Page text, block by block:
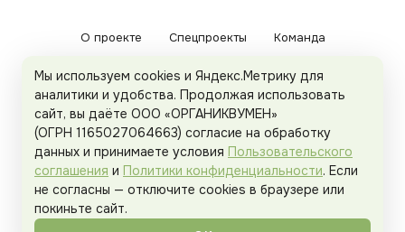
О проекте Спецпроекты Команда
Рекламодателям Политика конфиденциальности
Пользовательское соглашение
Organicwoman.ru . Все права защищены.
Мы используем cookies и Яндекс.Метрику для
аналитики и удобства. Продолжая использовать
сайт, вы даёте ООО «ОРГАНИКВУМЕН»
(ОГРН 1165027064663) согласие на обработку
данных и принимаете условия Пользовательского
соглашения и Политики конфиденциальности. Если
не согласны — отключите cookies в браузере или
покиньте сайт.